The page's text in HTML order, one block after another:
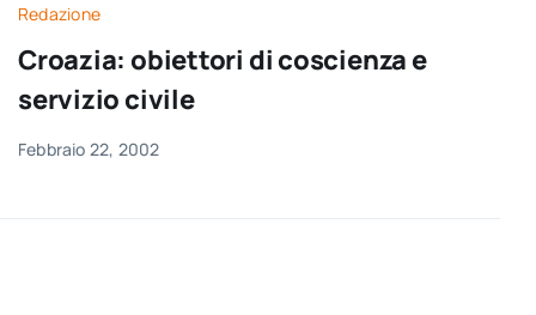
Redazione
Croazia: obiettori di coscienza e
servizio civile
Febbraio 22, 2002